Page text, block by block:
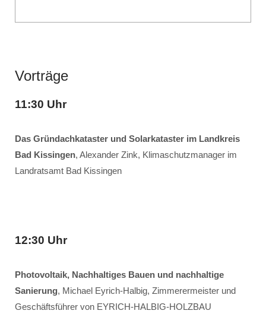
Vorträge
11:30 Uhr
Das Gründachkataster und Solarkataster im Landkreis
Bad Kissingen, Alexander Zink, Klimaschutzmanager im
Landratsamt Bad Kissingen
12:30 Uhr
Photovoltaik, Nachhaltiges Bauen und nachhaltige
Sanierung, Michael Eyrich-Halbig, Zimmerermeister und
Geschäftsführer von EYRICH-HALBIG-HOLZBAU